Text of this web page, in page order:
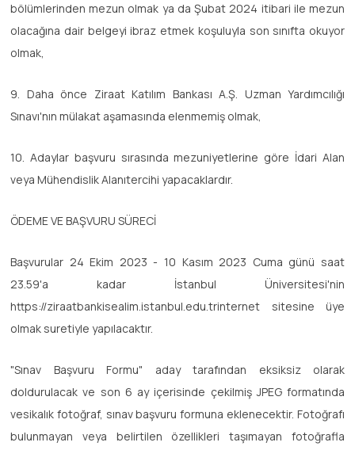
bölümlerinden mezun olmak ya da Şubat 2024 itibari ile mezun
olacağına dair belgeyi ibraz etmek koşuluyla son sınıfta okuyor
olmak,
9. Daha önce Ziraat Katılım Bankası A.Ş. Uzman Yardımcılığı
Sınavı'nın mülakat aşamasında elenmemiş olmak,
10. Adaylar başvuru sırasında mezuniyetlerine göre İdari Alan
veya Mühendislik Alanıtercihi yapacaklardır.
ÖDEME VE BAŞVURU SÜRECİ
Başvurular 24 Ekim 2023 - 10 Kasım 2023 Cuma günü saat
23.59'a kadar İstanbul Üniversitesi'nin
https://ziraatbankisealim.istanbul.edu.trinternet sitesine üye
olmak suretiyle yapılacaktır.
"Sınav Başvuru Formu" aday tarafından eksiksiz olarak
doldurulacak ve son 6 ay içerisinde çekilmiş JPEG formatında
vesikalık fotoğraf, sınav başvuru formuna eklenecektir. Fotoğrafı
bulunmayan veya belirtilen özellikleri taşımayan fotoğrafla